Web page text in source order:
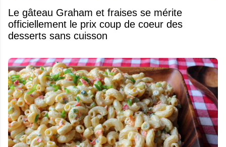
Le gâteau Graham et fraises se mérite
officiellement le prix coup de coeur des
desserts sans cuisson